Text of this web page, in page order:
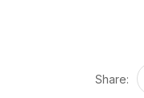
Share: